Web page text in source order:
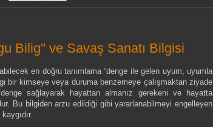
Bilig'' ve Savaş Sanatı Bilgisi
en doğru tanımlama “denge ile gelen uyum, uyumla
bir kimseye veya duruma benzemeye çalışmaktan ziyade
sağlayarak hayattan almanız gerekeni ve hayatta
Bu bilgiden arzu edildiği gibi yararlanabilmeyi engelleyen